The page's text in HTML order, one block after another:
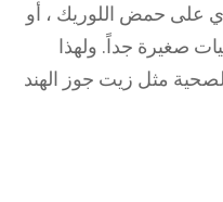
على حمض اللوريك ، أو
صغيرة جداً. ولهذا
مثل زيت جوز الهند